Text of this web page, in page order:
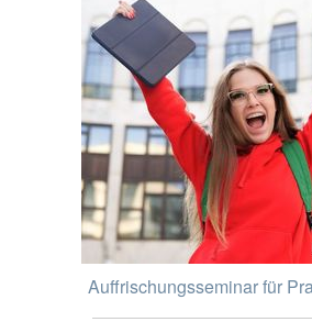
Auffrischungsseminar für